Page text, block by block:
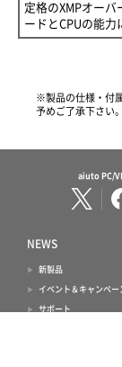
定格のXMPオー
ードとCPUの能力
※製品の仕様・付
予めご了承下さい。
aiuto PC/
NEWS
新製品
イベント＆キャンペー
サポート